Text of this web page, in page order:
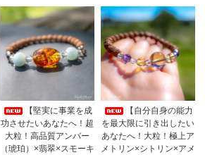
【堅実に事業を成
功させたいあなたへ！超
大粒！高品質アンバー
（琥珀）×翡翠×スモーキ
【自分自身の能力
を最大限に引き出したい
あなたへ！大粒！極上ア
メトリン×シトリン×アメ